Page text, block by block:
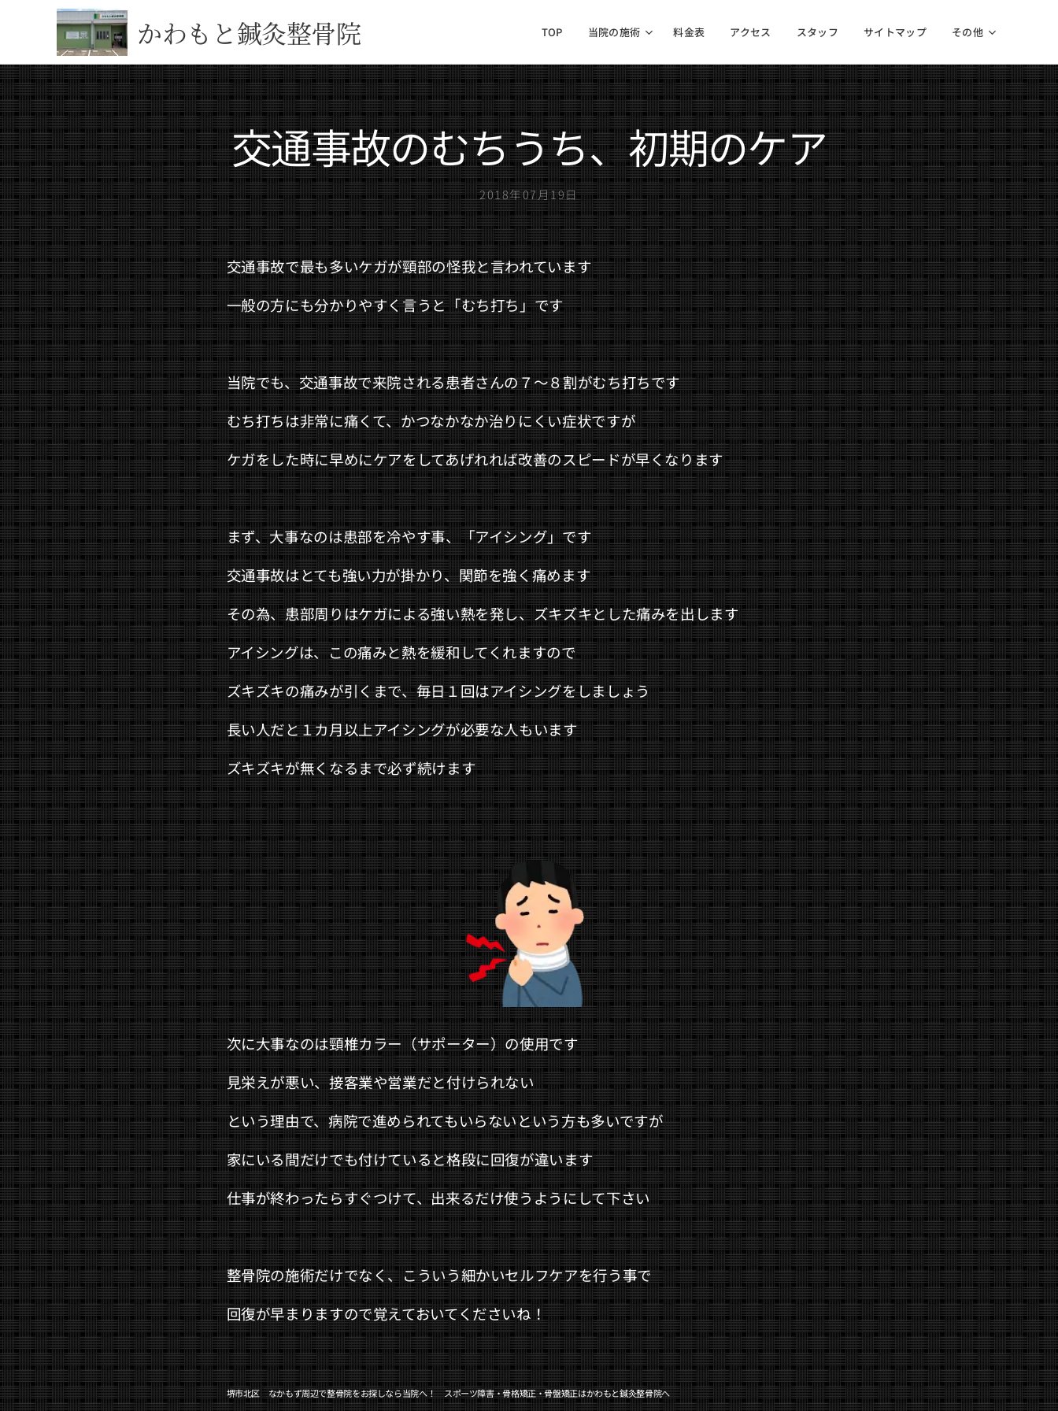
かわもと鍼灸整骨院 TOP 当院の施術 料金表 アクセス スタッフ サイトマップ その他
交通事故のむちうち、初期のケア
2018年07月19日
交通事故で最も多いケガが頸部の怪我と言われています
一般の方にも分かりやすく言うと「むち打ち」です
当院でも、交通事故で来院される患者さんの７～８割がむち打ちです
むち打ちは非常に痛くて、かつなかなか治りにくい症状ですが
ケガをした時に早めにケアをしてあげれれば改善のスピードが早くなります
まず、大事なのは患部を冷やす事、「アイシング」です
交通事故はとても強い力が掛かり、関節を強く痛めます
その為、患部周りはケガによる強い熱を発し、ズキズキとした痛みを出します
アイシングは、この痛みと熱を緩和してくれますので
ズキズキの痛みが引くまで、毎日１回はアイシングをしましょう
長い人だと１カ月以上アイシングが必要な人もいます
ズキズキが無くなるまで必ず続けます
次に大事なのは頸椎カラー（サポーター）の使用です
見栄えが悪い、接客業や営業だと付けられない
という理由で、病院で進められてもいらないという方も多いですが
家にいる間だけでも付けていると格段に回復が違います
仕事が終わったらすぐつけて、出来るだけ使うようにして下さい
整骨院の施術だけでなく、こういう細かいセルフケアを行う事で
回復が早まりますので覚えておいてくださいね！
堺市北区 なかもず周辺で整骨院をお探しなら当院へ！ スポーツ障害・骨格矯正・骨盤矯正はかわもと鍼灸整骨院へ